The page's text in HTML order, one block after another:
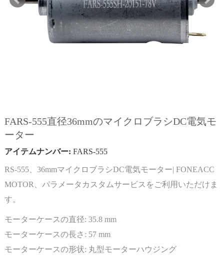
FARS-555直径36mmのマイクロブラシDC電気モ
ーター
アイテムナンバー: FARS-555
RS-555、36mmマイクロブラシDC電気モーター| FONEACC
MOTOR、パラメータカスタムサービスをご利用いただけま
す。
モーターケースの直径: 35.8 mm
モーターケースの長さ: 57 mm
モーターケースの形状: 丸型モーターハウジング